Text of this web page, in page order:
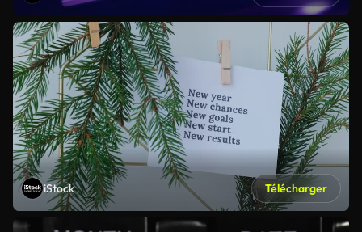
iStock Télécharger